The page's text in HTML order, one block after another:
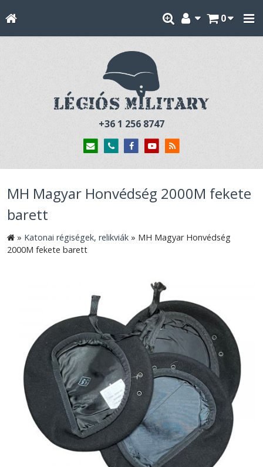
0
+36 1 256 8747
MH Magyar Honvédség 2000M fekete
barett
» Katonai régiségek, relikviák » MH Magyar Honvédség
2000M fekete barett